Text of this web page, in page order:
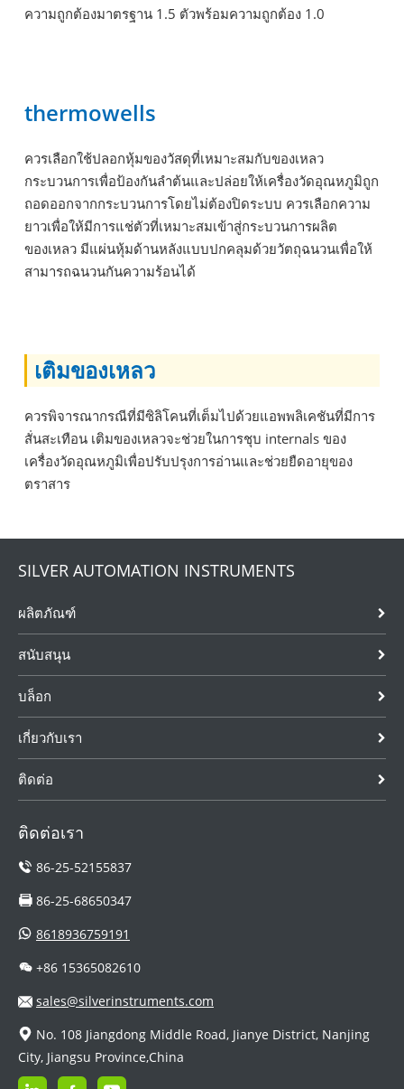
ความถูกต้องมาตรฐาน 1.5 ตัวพร้อมความถูกต้อง 1.0
thermowells
ควรเลือกใช้ปลอกหุ้มของวัสดุที่เหมาะสมกับของเหลว
กระบวนการเพื่อป้องกันลำต้นและปล่อยให้เครื่องวัดอุณหภูมิถูก
ถอดออกจากกระบวนการโดยไม่ต้องปิดระบบ ควรเลือกความ
ยาวเพื่อให้มีการแช่ตัวที่เหมาะสมเข้าสู่กระบวนการผลิต
ของเหลว มีแผ่นหุ้มด้านหลังแบบปกคลุมด้วยวัตถุฉนวนเพื่อให้
สามารถฉนวนกันความร้อนได้
เติมของเหลว
ควรพิจารณากรณีที่มีซิลิโคนที่เต็มไปด้วยแอพพลิเคชันที่มีการ
สั่นสะเทือน เติมของเหลวจะช่วยในการชุบ internals ของ
เครื่องวัดอุณหภูมิเพื่อปรับปรุงการอ่านและช่วยยืดอายุของ
ตราสาร
SILVER AUTOMATION INSTRUMENTS
ผลิตภัณฑ์
สนับสนุน
บล็อก
เกี่ยวกับเรา
ติดต่อ
ติดต่อเรา
86-25-52155837
86-25-68650347
8618936759191
+86 15365082610
sales@silverinstruments.com
No. 108 Jiangdong Middle Road, Jianye District, Nanjing
City, Jiangsu Province,China